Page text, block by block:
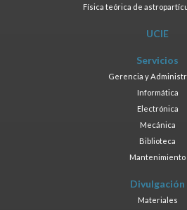
Física teórica de
UCIE
Servicios
Gerencia y
Informática
Electrónica
Mecánica
Biblioteca
Mantenimiento
Divulgación
Materiales